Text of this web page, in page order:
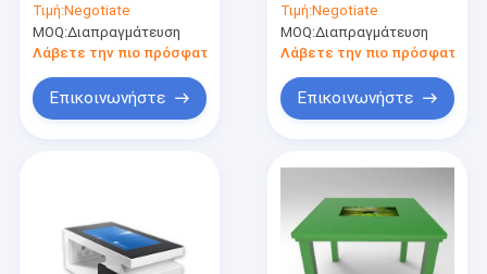
Περίπου εμείς
παιχνιδιών
επιτραπέζιων
παιδιών διαλογικός»
σταθμό
Τιμή:Negotiate
MOQ:Διαπραγμάτευση
Λάβετε την πιο πρόσφατη τιμή
Επικοινωνήστε
αφής σύγχρονο ύφος
'' με την
εξουσιοδότηση ενός
Τιμή:Negotiate
MOQ:Διαπραγμάτευση
Λάβετε την πιο πρόσφατη
Επικοινωνήστε